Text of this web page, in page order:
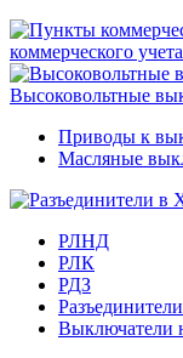
коммерческого учета
Высоковольтные
Приводы к
Масляные
РЛНД
РЛК
РДЗ
Выключатели